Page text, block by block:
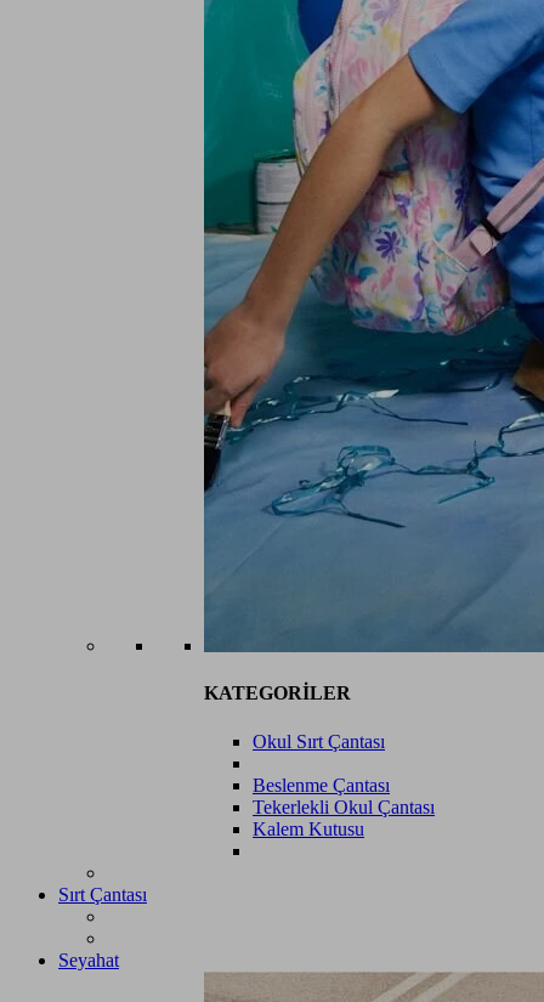
KATEGORİLER
Okul Sırt Çantası
Beslenme Çantası
Tekerlekli Okul Çantası
Kalem Kutusu
Sırt Çantası
Seyahat